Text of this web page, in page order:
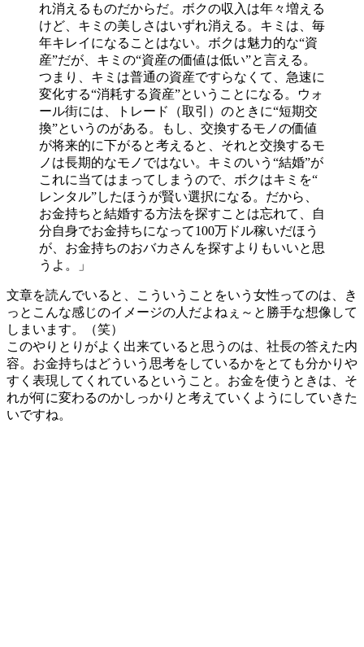
れ消えるものだからだ。ボクの収入は年々増える
けど、キミの美しさはいずれ消える。キミは、毎
年キレイになることはない。ボクは魅力的な“資
産”だが、キミの“資産の価値は低い”と言える。
つまり、キミは普通の資産ですらなくて、急速に
変化する“消耗する資産”ということになる。ウォ
ール街には、トレード（取引）のときに“短期交
換”というのがある。もし、交換するモノの価値
が将来的に下がると考えると、それと交換するモ
ノは長期的なモノではない。キミのいう“結婚”が
これに当てはまってしまうので、ボクはキミを“
レンタル”したほうが賢い選択になる。だから、
お金持ちと結婚する方法を探すことは忘れて、自
分自身でお金持ちになって100万ドル稼いだほう
が、お金持ちのおバカさんを探すよりもいいと思
うよ。」
文章を読んでいると、こういうことをいう女性ってのは、き
っとこんな感じのイメージの人だよねぇ～と勝手な想像して
しまいます。（笑）
このやりとりがよく出来ていると思うのは、社長の答えた内
容。お金持ちはどういう思考をしているかをとても分かりや
すく表現してくれているということ。お金を使うときは、そ
れが何に変わるのかしっかりと考えていくようにしていきた
いですね。